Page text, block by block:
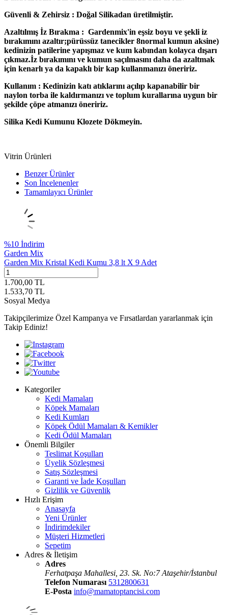
Güvenli & Zehirsiz : Doğal Silikadan üretilmiştir.
Azaltılmış İz Bırakma : Gardenmix'in eşsiz boyu ve şekli iz
bırakımını azaltır;pürüssüz tanecikler 8normal kumun aksine)
kedinizin patilerine yapışmaz ve kum kabından kolayca dışarı
çıkmaz.İz bırakımını ve kumun saçılmasını daha da azaltmak
için kenarlı ya da kapaklı bir kap kullanmanızı öneririz.
Kullanım : Kedinizin katı atıklarını açılıp kapanabilir bir
naylon torba ile kaldırmanızı ve toplum kurallarına uygun bir
şekilde çöpe atmanızı öneririz.
Silika Kedi Kumunu Klozete Dökmeyin.
Vitrin Ürünleri
Benzer Ürünler
Son İncelenenler
Tamamlayıcı Ürünler
%10 İndirim
Garden Mix
Garden Mix Kristal Kedi Kumu 3,8 lt X 9 Adet
1.700,00 TL
1.533,70 TL
Sosyal Medya
Takipçilerimize Özel Kampanya ve Fırsatlardan yararlanmak için
Takip Ediniz!
Kategoriler
Kedi Mamaları
Köpek Mamaları
Kedi Kumları
Köpek Ödül Mamaları & Kemikler
Kedi Ödül Mamaları
Önemli Bilgiler
Teslimat Koşulları
Üyelik Sözleşmesi
Satış Sözleşmesi
Garanti ve İade Koşulları
Gizlilik ve Güvenlik
Hızlı Erişim
Anasayfa
Yeni Ürünler
İndirimdekiler
Müşteri Hizmetleri
Sepetim
Adres & İletişim
Adres
Ferhatpaşa Mahallesi, 23. Sk. No:7 Ataşehir/İstanbul
Telefon Numarası 5312800631
E-Posta info@mamatoptancisi.com